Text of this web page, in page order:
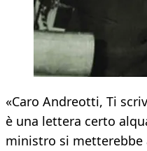
«Caro Andreotti, Ti
è una lettera certo
ministro si metterebbe